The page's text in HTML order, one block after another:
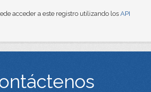
acceder a este registro utilizando los API